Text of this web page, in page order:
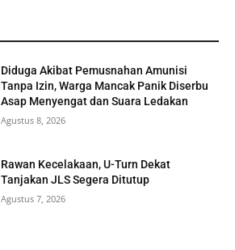
Diduga Akibat Pemusnahan Amunisi
Tanpa Izin, Warga Mancak Panik Diserbu
Asap Menyengat dan Suara Ledakan
Agustus 8, 2026
Rawan Kecelakaan, U-Turn Dekat
Tanjakan JLS Segera Ditutup
Agustus 7, 2026